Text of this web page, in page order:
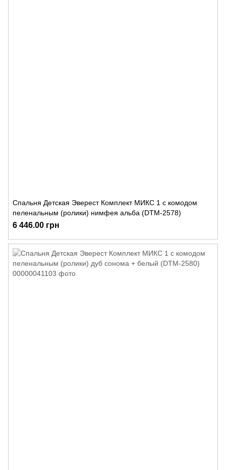
Спальня Детская Эверест Комплект МИКС 1 с комодом
пеленальным (ролики) нимфея альба (DTM-2578)
6 446.00 грн